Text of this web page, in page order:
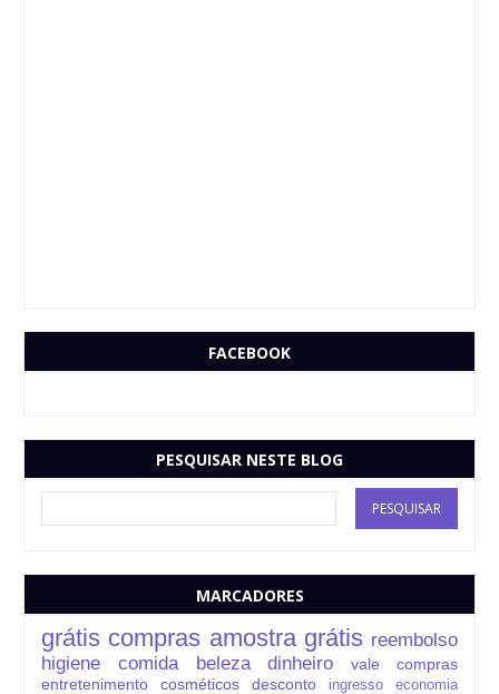
FACEBOOK
PESQUISAR NESTE BLOG
MARCADORES
grátis compras amostra grátis reembolso
higiene
comida beleza dinheiro
vale compras
entretenimento
cosméticos desconto ingresso economia